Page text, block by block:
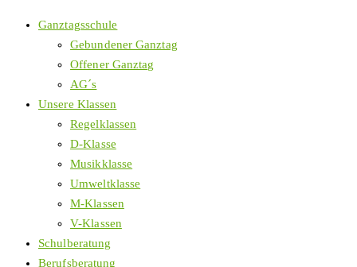
Ganztagsschule
Gebundener Ganztag
Offener Ganztag
AG´s
Unsere Klassen
Regelklassen
D-Klasse
Musikklasse
Umweltklasse
M-Klassen
V-Klassen
Schulberatung
Berufsberatung